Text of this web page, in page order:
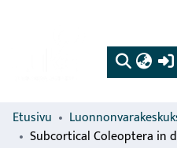
Etusivu